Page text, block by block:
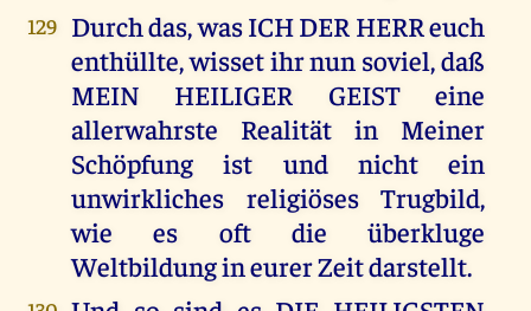
129 Durch das, was ICH DER HERR euch
enthüllte, wisset ihr nun soviel, daß
MEIN HEILIGER GEIST eine
allerwahrste Realität in Meiner
Schöpfung ist und nicht ein
unwirkliches religiöses Trugbild,
wie es oft die überkluge
Weltbildung in eurer Zeit darstellt.